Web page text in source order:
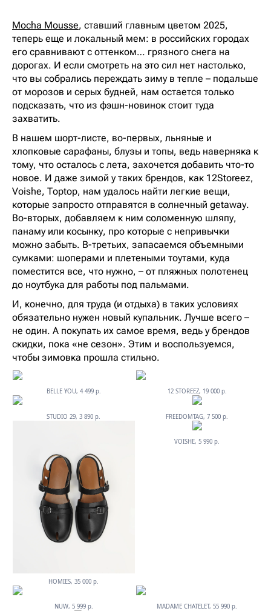
Mocha Mousse, ставший главным цветом 2025,
теперь еще и локальный мем: в российских городах
его сравнивают с оттенком… грязного снега на
дорогах. И если смотреть на это сил нет настолько,
что вы собрались переждать зиму в тепле – подальше
от морозов и серых будней, нам остается только
подсказать, что из фэшн-новинок стоит туда
захватить.
В нашем шорт-листе, во-первых, льняные и
хлопковые сарафаны, блузы и топы, ведь наверняка к
тому, что осталось с лета, захочется добавить что-то
новое. И даже зимой у таких брендов, как 12Storeez,
Voishe, Toptop, нам удалось найти легкие вещи,
которые запросто отправятся в солнечный getaway.
Во-вторых, добавляем к ним соломенную шляпу,
панаму или косынку, про которые с непривычки
можно забыть. В-третьих, запасаемся объемными
сумками: шоперами и плетеными тоутами, куда
поместится все, что нужно, – от пляжных полотенец
до ноутбука для работы под пальмами.
И, конечно, для труда (и отдыха) в таких условиях
обязательно нужен новый купальник. Лучше всего –
не один. А покупать их самое время, ведь у брендов
скидки, пока «не сезон». Этим и воспользуемся,
чтобы зимовка прошла стильно.
BELLE YOU, 4 499 р. 12 STOREEZ, 19 000 р.
STUDIO 29, 3 890 р. FREEDOMTAG, 7 500 р.
HOMIES, 35 000 р.
VOISHE, 5 990 р.
NUW, 5 999 р. MADAME CHATELET, 55 990 р.